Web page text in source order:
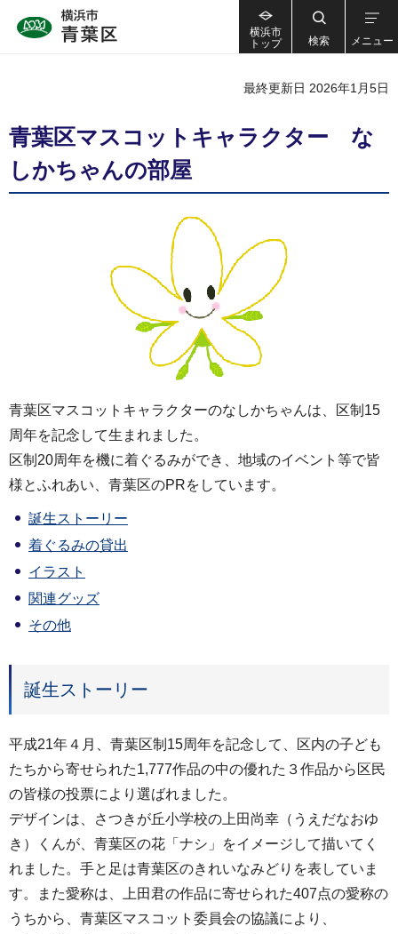
横浜市
トップ
検索 メニュー
最終更新日 2026年1月5日
青葉区マスコットキャラクター な
しかちゃんの部屋
青葉区マスコットキャラクターのなしかちゃんは、区制15
周年を記念して生まれました。
区制20周年を機に着ぐるみができ、地域のイベント等で皆
様とふれあい、青葉区のPRをしています。
誕生ストーリー
着ぐるみの貸出
イラスト
関連グッズ
その他
誕生ストーリー
平成21年４月、青葉区制15周年を記念して、区内の子ども
たちから寄せられた1,777作品の中の優れた３作品から区民
の皆様の投票により選ばれました。
デザインは、さつきが丘小学校の上田尚幸（うえだなおゆ
き）くんが、青葉区の花「ナシ」をイメージして描いてく
れました。手と足は青葉区のきれいなみどりを表していま
す。また愛称は、上田君の作品に寄せられた407点の愛称の
うちから、青葉区マスコット委員会の協議により、